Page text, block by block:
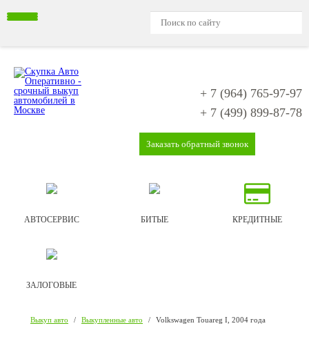
+ 7 (964) 765-97-97
+ 7 (499) 899-87-78
Заказать обратный звонок
АВТОСЕРВИС БИТЫЕ КРЕДИТНЫЕ
ЗАЛОГОВЫЕ
Выкуп авто / Выкупленные авто / Volkswagen Touareg I, 2004 года